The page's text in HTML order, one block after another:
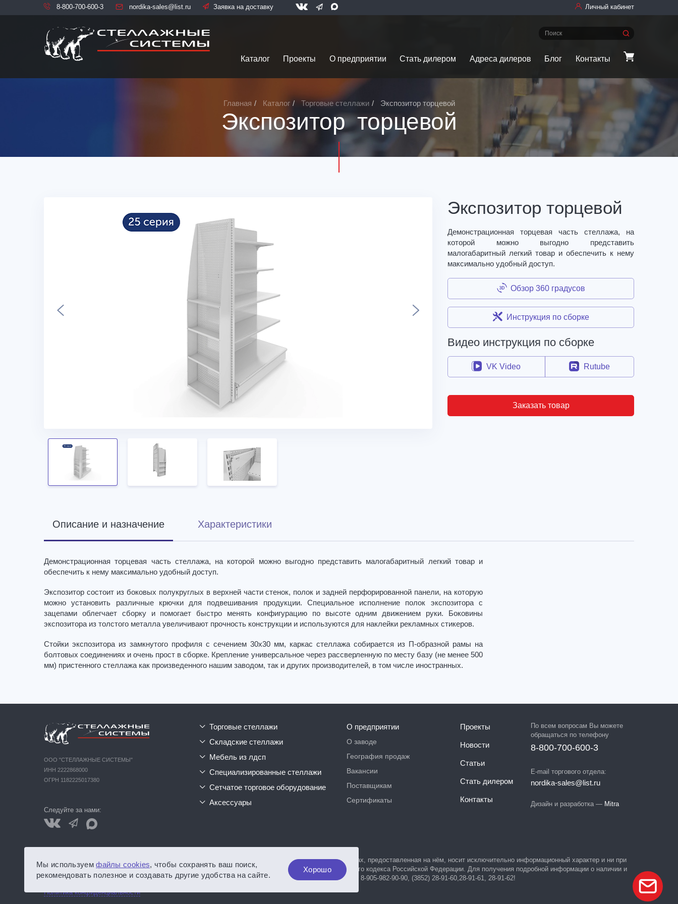
8-800-700-600-3 nordika-sales@list.ru Заявка на доставку Личный кабинет
Каталог Проекты О предприятии Стать дилером Адреса дилеров Блог Контакты
Главная Каталог Торговые стеллажи Экспозитор торцевой
Экспозитор торцевой
Экспозитор торцевой
Демонстрационная торцевая часть стеллажа, на
которой можно выгодно представить
малогабаритный легкий товар и обеспечить к нему
максимально удобный доступ.
Обзор 360 градусов
Инструкция по сборке
Видео инструкция по сборке
VK Video Rutube
Заказать товар
Описание и назначение Характеристики
Демонстрационная торцевая часть стеллажа, на которой можно выгодно представить малогабаритный легкий товар и
обеспечить к нему максимально удобный доступ.
Экспозитор состоит из боковых полукруглых в верхней части стенок, полок и задней перфорированной панели, на которую
можно установить различные крючки для подвешивания продукции. Специальное исполнение полок экспозитора с
зацепами облегчает сборку и помогает быстро менять конфигурацию по высоте одним движением руки. Боковины
экспозитора из толстого металла увеличивают прочность конструкции и используются для наклейки рекламных стикеров.
Стойки экспозитора из замкнутого профиля с сечением 30х30 мм, каркас стеллажа собирается из П-образной рамы на
болтовых соединениях и очень прост в сборке. Крепление универсальное через рассверленную по месту базу (не менее 500
мм) пристенного стеллажа как произведенного нашим заводом, так и других производителей, в том числе иностранных.
ООО "СТЕЛЛАЖНЫЕ СИСТЕМЫ"
ИНН 2222868000
ОГРН 1182225017380
Следуйте за нами:
торговые стеллажи
складские стеллажи
мебель из лдсп
специализированные стеллажи
сетчатое торговое оборудование
аксессуары
О предприятии
О заводе
География продаж
Вакансии
Поставщикам
Сертификаты
Проекты
Новости
Статьи
Стать дилером
Контакты
По всем вопросам Вы можете
обращаться по телефону
8-800-700-600-3
E-mail торгового отдела:
nordika-sales@list.ru
Дизайн и разработка — Mitra
Обращаем ваше внимание на то, что данный интернет-сайт, а также вся информация о товарах и ценах, предоставленная на нём, носит исключительно информационный характер и ни при
каких условиях не является публичной офертой, определяемой положениями Статьи 437 Гражданского кодекса Российской Федерации. Для получения подробной информации о наличии и
стоимости указанных товаров, Вам нужно обратиться в отдел продаж по телефонам: 8-800-700-600-3, 8-905-982-90-90, (3852) 28-91-60,28-91-61, 28-91-62!
Политика конфиденциальности
Мы используемфайлы cookies, чтобы сохранять ваш поиск,
рекомендовать полезное и создавать другие удобства на сайте.
Хорошо